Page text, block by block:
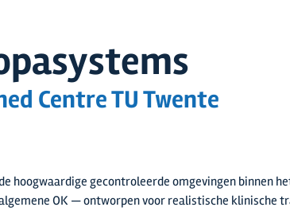
Centre TU Twente
hoogwaardige gecontroleerde omgevingen binnen
OK — ontworpen voor realistische klinische